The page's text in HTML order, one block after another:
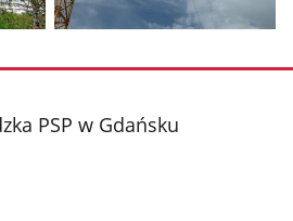
zdjęcie
galerii.
PSP w Gdańsku